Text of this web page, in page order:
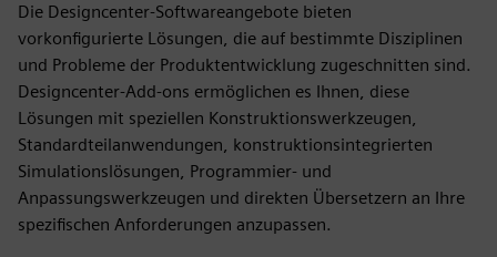
Die Designcenter-Softwareangebote bieten
vorkonfigurierte Lösungen, die auf bestimmte Disziplinen
und Probleme der Produktentwicklung zugeschnitten sind.
Designcenter-Add-ons ermöglichen es Ihnen, diese
Lösungen mit speziellen Konstruktionswerkzeugen,
Standardteilanwendungen, konstruktionsintegrierten
Simulationslösungen, Programmier- und
Anpassungswerkzeugen und direkten Übersetzern an Ihre
spezifischen Anforderungen anzupassen.